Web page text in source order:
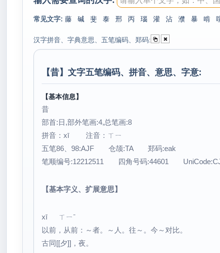
常见文字: 藤 碱 斐 泰 邢 丙 瑙 灌 沾 濮 暴 啃
汉字拼音、字典意思、五笔编码、郑码:
【昔】文字五笔编码、拼音、意思、字意:
【基本信息】
昔
部首:日,部外笔画:4,总笔画:8
拼音：xī 注音：ㄒㄧ
五笔86、98:AJF 仓颉:TA 郑码:eak
笔顺编号:12212511 四角号码:44601
【基本字义、扩展意思】
xī ㄒㄧˉ
以前，从前：～者。～人。往～。今～对比。
古同[[夕]]，夜。